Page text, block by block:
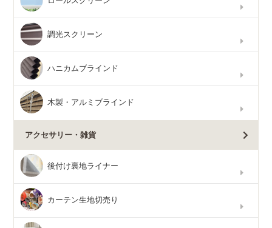
調光スクリーン
ハニカムブラインド
木製・アルミブラインド
アクセサリー・雑貨
後付け裏地ライナー
カーテン生地切売り